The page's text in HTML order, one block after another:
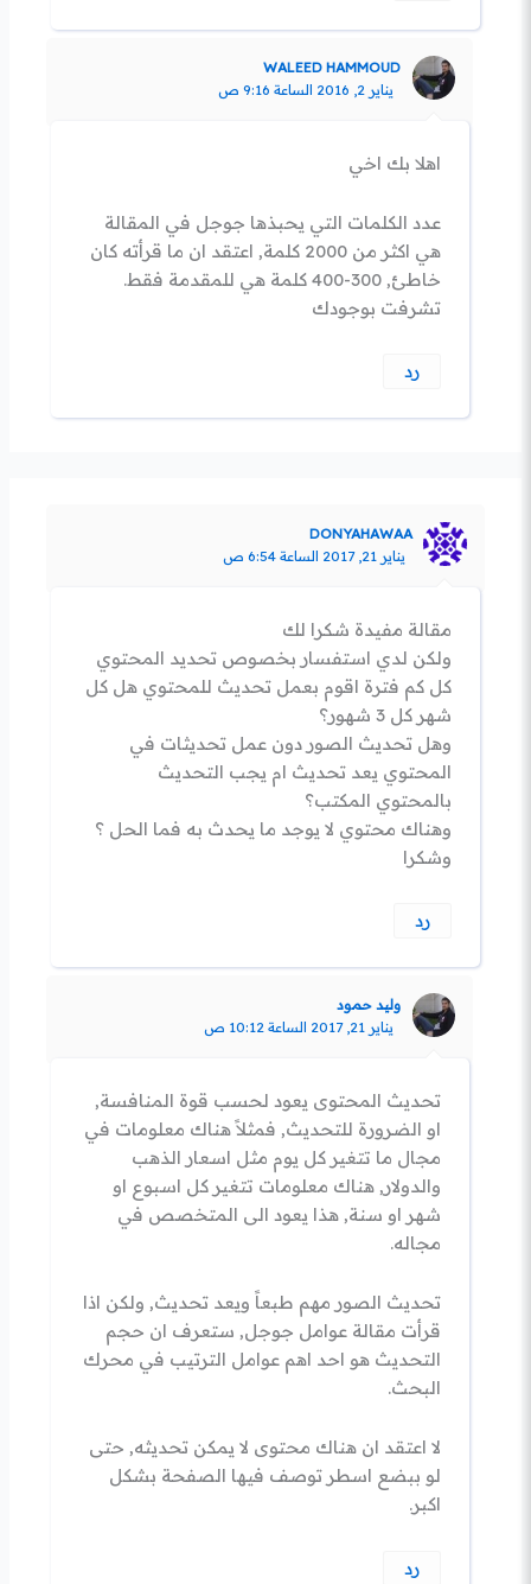
WALEED HAMMOUD
يناير 2, 2016 الساعة 9:16 ص
اهلا بك اخي
عدد الكلمات التي يحبذها جوجل في المقالة
هي اكثر من 2000 كلمة, اعتقد ان ما قرأته كان
خاطئ, 300-400 كلمة هي للمقدمة فقط.
تشرفت بوجودك
رد
DONYAHAWAA
يناير 21, 2017 الساعة 6:54 ص
مقالة مفيدة شكرا لك
ولكن لدي استفسار بخصوص تحديد المحتوي
كل كم فترة اقوم بعمل تحديث للمحتوي هل كل
شهر كل 3 شهور؟
وهل تحديث الصور دون عمل تحديثات في
المحتوي يعد تحديث ام يجب التحديث
بالمحتوي المكتب؟
وهناك محتوي لا يوجد ما يحدث به فما الحل ؟
وشكرا
رد
وليد حمود
يناير 21, 2017 الساعة 10:12 ص
تحديث المحتوى يعود لحسب قوة المنافسة,
او الضرورة للتحديث, فمثلاً هناك معلومات في
مجال ما تتغير كل يوم مثل اسعار الذهب
والدولار, هناك معلومات تتغير كل اسبوع او
شهر او سنة, هذا يعود الى المتخصص في
مجاله.
تحديث الصور مهم طبعاً ويعد تحديث, ولكن اذا
قرأت مقالة عوامل جوجل, ستعرف ان حجم
التحديث هو احد اهم عوامل الترتيب في محرك
البحث.
لا اعتقد ان هناك محتوى لا يمكن تحديثه, حتى
لو ببضع اسطر توصف فيها الصفحة بشكل
اكبر.
رد